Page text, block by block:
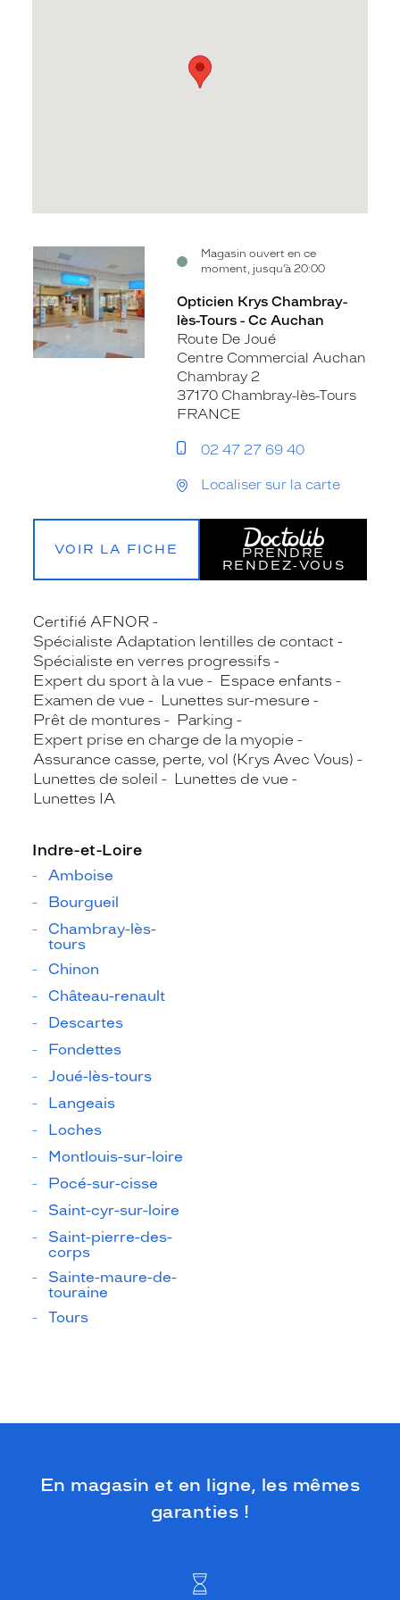
Magasin ouvert en ce
moment, jusqu’à 20:00
Voir
la
fiche
Opticien Krys Chambray-
lès-Tours - Cc Auchan
Route De Joué
Centre Commercial Auchan
Chambray 2
37170 Chambray-lès-Tours
FRANCE
02 47 27 69 40
Localiser sur la carte
VOIR LA FICHE
PRENDRE
RENDEZ‑VOUS
Certifié AFNOR
Spécialiste Adaptation lentilles de contact
Spécialiste en verres progressifs
Expert du sport à la vue
Espace enfants
Examen de vue
Lunettes sur-mesure
Prêt de montures
Parking
Expert prise en charge de la myopie
Assurance casse, perte, vol (Krys Avec Vous)
Lunettes de soleil
Lunettes de vue
Lunettes IA
Indre-et-Loire
Amboise
Bourgueil
Chambray-lès-
tours
Chinon
Château-renault
Descartes
Fondettes
Joué-lès-tours
Langeais
Loches
Montlouis-sur-loire
Pocé-sur-cisse
Saint-cyr-sur-loire
Saint-pierre-des-
corps
Sainte-maure-de-
touraine
Tours
En magasin et en ligne, les mêmes
garanties !